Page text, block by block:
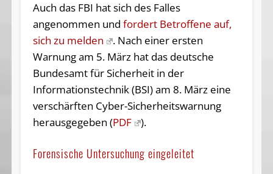
Auch das FBI hat sich des Falles
angenommen und fordert Betroffene auf,
sich zu melden
. Nach einer ersten
Warnung am 5. März hat das deutsche
Bundesamt für Sicherheit in der
Informationstechnik (BSI) am 8. März eine
verschärften Cyber-Sicherheitswarnung
herausgegeben (PDF ).
Forensische Untersuchung eingeleitet